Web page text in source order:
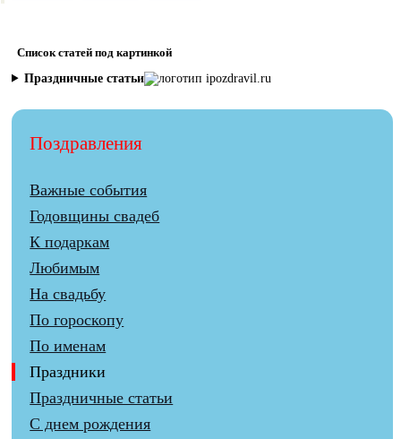
Список статей под картинкой
Праздничные статьи
Поздравления
Важные события
Годовщины свадеб
К подаркам
Любимым
На свадьбу
По гороскопу
По именам
Праздники
Праздничные статьи
С днем рождения